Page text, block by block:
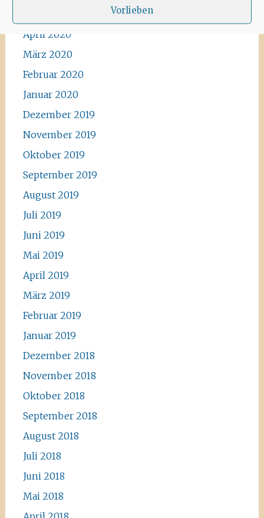
Vorlieben
April 2020
März 2020
Februar 2020
Januar 2020
Dezember 2019
November 2019
Oktober 2019
September 2019
August 2019
Juli 2019
Juni 2019
Mai 2019
April 2019
März 2019
Februar 2019
Januar 2019
Dezember 2018
November 2018
Oktober 2018
September 2018
August 2018
Juli 2018
Juni 2018
Mai 2018